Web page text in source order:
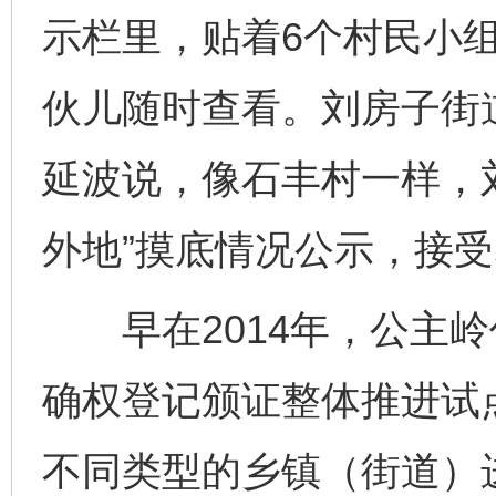
示栏里，贴着6个村民小
伙儿随时查看。刘房子
延波说，像石丰村一样，
外地”摸底情况公示，接
早在2014年，公主岭
确权登记颁证整体推进
不同类型的乡镇（街道